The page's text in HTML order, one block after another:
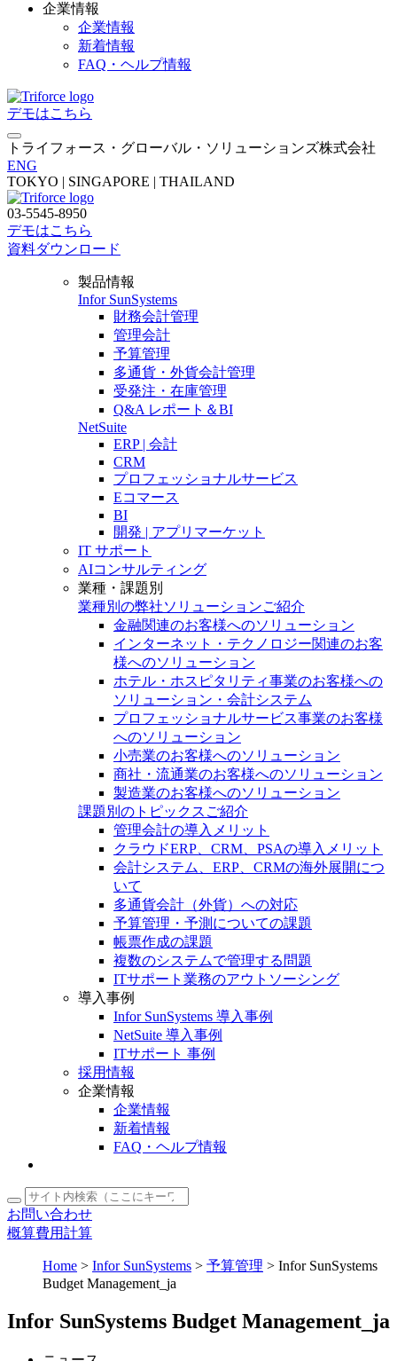
企業情報
企業情報
新着情報
FAQ・ヘルプ情報
デモはこちら
トライフォース・グローバル・ソリューションズ株式会社
ENG
TOKYO | SINGAPORE | THAILAND
03-5545-8950
デモはこちら
資料ダウンロード
製品情報
Infor SunSystems
財務会計管理
管理会計
予算管理
多通貨・外貨会計管理
受発注・在庫管理
Q&A レポート＆BI
NetSuite
ERP | 会計
CRM
プロフェッショナルサービス
Eコマース
BI
開発 | アプリマーケット
IT サポート
AIコンサルティング
業種・課題別
業種別の弊社ソリューションご紹介
金融関連のお客様へのソリューション
インターネット・テクノロジー関連のお客
様へのソリューション
ホテル・ホスピタリティ事業のお客様への
ソリューション・会計システム
プロフェッショナルサービス事業のお客様
へのソリューション
小売業のお客様へのソリューション
商社・流通業のお客様へのソリューション
製造業のお客様へのソリューション
課題別のトピックスご紹介
管理会計の導入メリット
クラウドERP、CRM、PSAの導入メリット
会計システム、ERP、CRMの海外展開につ
いて
多通貨会計（外貨）への対応
予算管理・予測についての課題
帳票作成の課題
複数のシステムで管理する問題
ITサポート業務のアウトソーシング
導入事例
Infor SunSystems 導入事例
NetSuite 導入事例
ITサポート 事例
採用情報
企業情報
企業情報
新着情報
FAQ・ヘルプ情報
お問い合わせ
概算費用計算
Home > Infor SunSystems > 予算管理 > Infor SunSystems
Budget Management_ja
Infor SunSystems Budget Management_ja